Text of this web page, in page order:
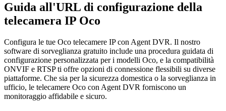
Guida all'URL di configurazione della
telecamera IP Oco
Configura le tue Oco telecamere IP con Agent DVR. Il nostro
software di sorveglianza gratuito include una procedura guidata di
configurazione personalizzata per i modelli Oco, e la compatibilità
ONVIF e RTSP ti offre opzioni di connessione flessibili su diverse
piattaforme. Che sia per la sicurezza domestica o la sorveglianza in
ufficio, le telecamere Oco con Agent DVR forniscono un
monitoraggio affidabile e sicuro.